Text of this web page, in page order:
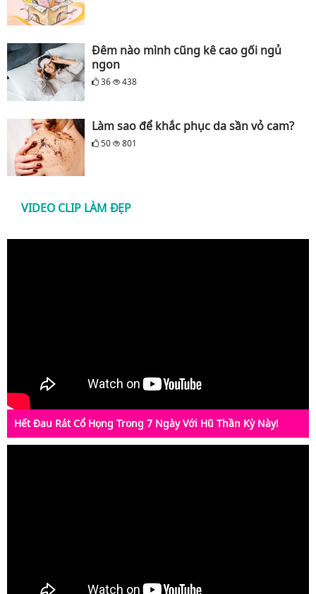
Đêm nào mình cũng kê cao gối ngủ
ngon
36 438
Làm sao để khắc phục da sần vỏ cam?
50 801
VIDEO CLIP LÀM ĐẸP
Hết Đau Rát Cổ Họng Trong 7 Ngày Với Hũ Thần Kỳ Này!